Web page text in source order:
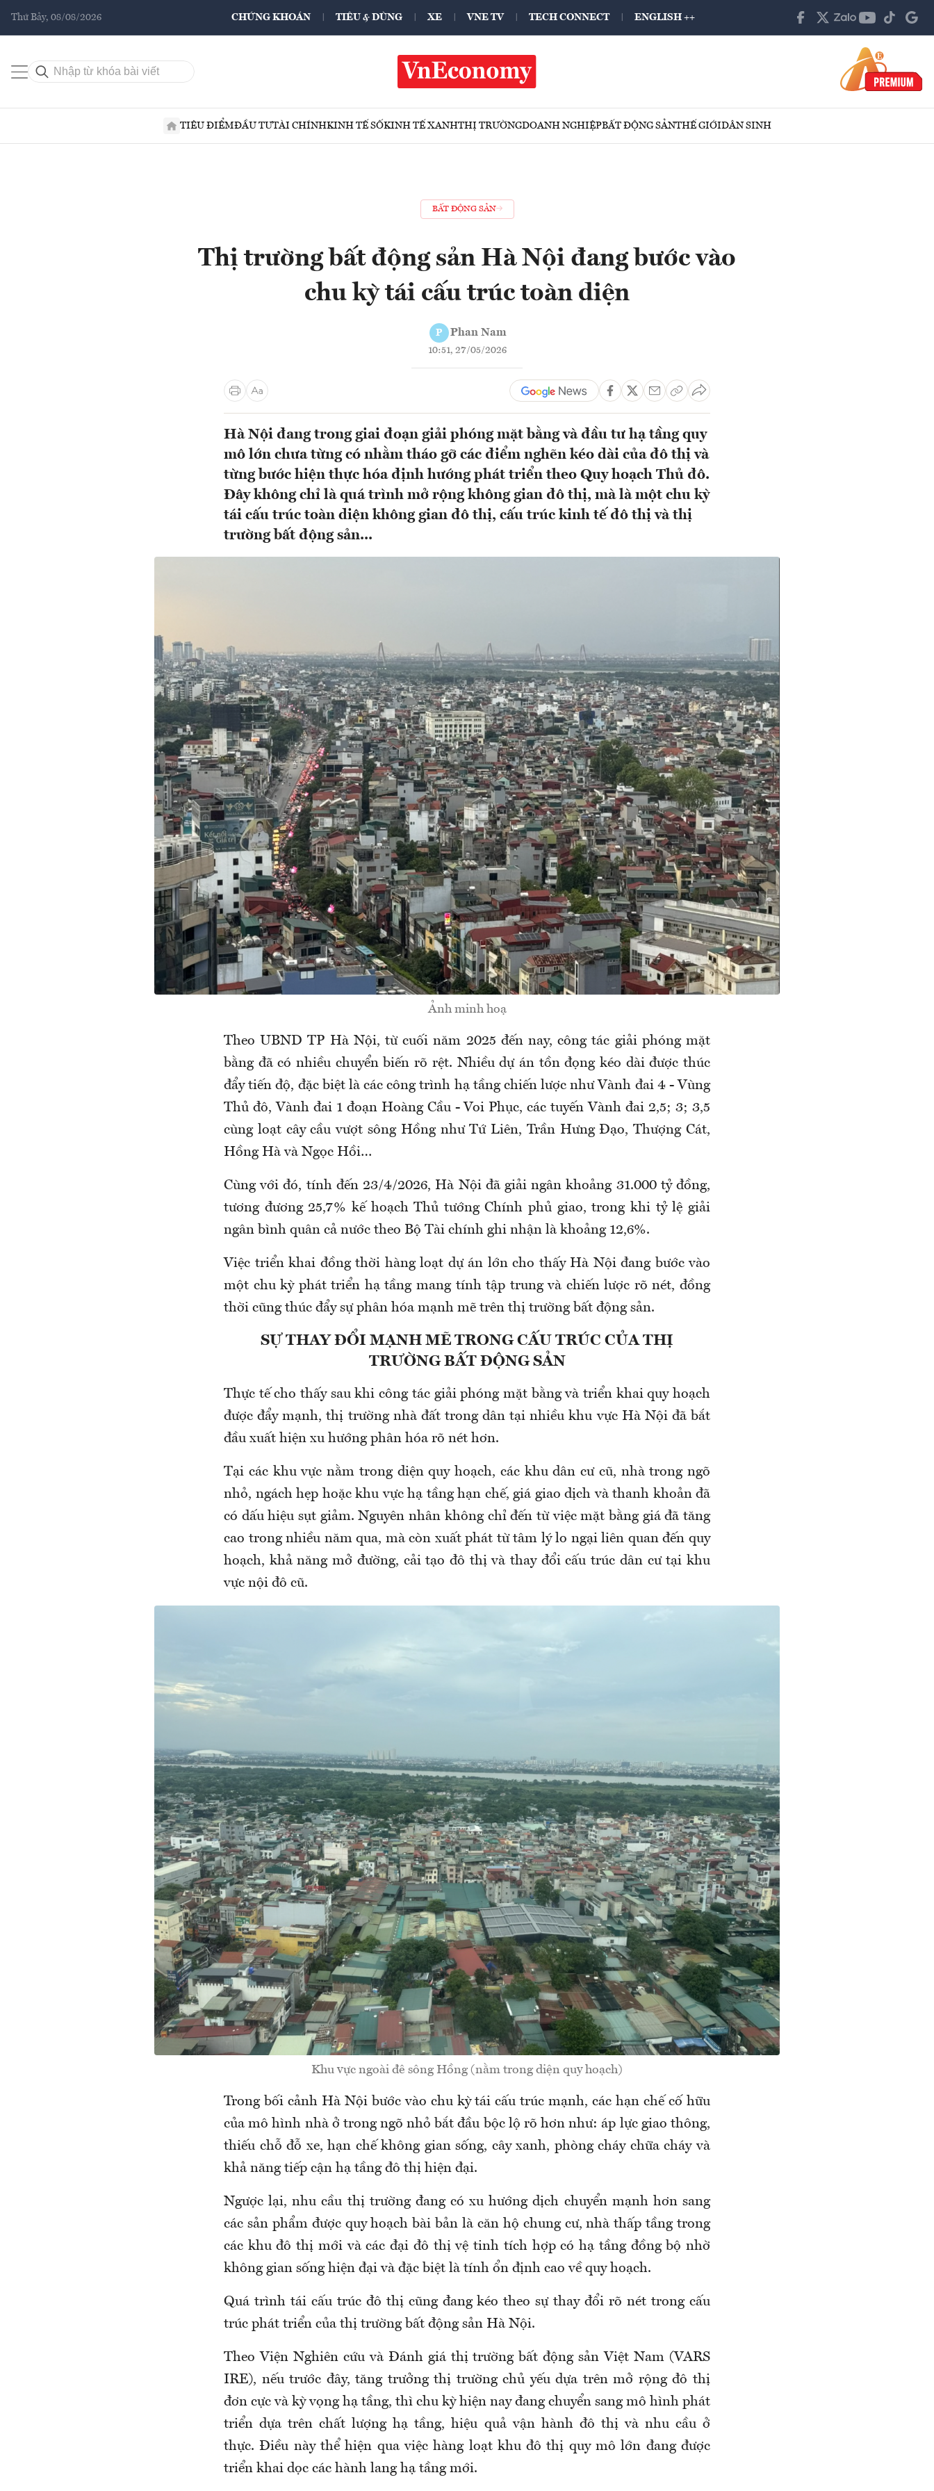
Thứ Bảy, 08/08/2026 CHỨNG KHOÁN TIÊU & DÙNG XE VNE TV TECH CONNECT ENGLISH ++
TIÊU ĐIỂMĐẦU TƯTÀI CHÍNHKINH TẾ SỐKINH TẾ XANHTHỊ TRƯỜNGDOANH NGHIỆPBẤT ĐỘNG SẢNTHẾ GIỚIDÂN SINH
BẤT ĐỘNG SẢN
Thị trường bất động sản Hà Nội đang bước vào
chu kỳ tái cấu trúc toàn diện
P Phan Nam
10:51, 27/05/2026
Hà Nội đang trong giai đoạn giải phóng mặt bằng và đầu tư hạ tầng quy
mô lớn chưa từng có nhằm tháo gỡ các điểm nghẽn kéo dài của đô thị và
từng bước hiện thực hóa định hướng phát triển theo Quy hoạch Thủ đô.
Đây không chỉ là quá trình mở rộng không gian đô thị, mà là một chu kỳ
tái cấu trúc toàn diện không gian đô thị, cấu trúc kinh tế đô thị và thị
trường bất động sản...
Ảnh minh hoạ
Theo UBND TP Hà Nội, từ cuối năm 2025 đến nay, công tác giải phóng mặt
bằng đã có nhiều chuyển biến rõ rệt. Nhiều dự án tồn đọng kéo dài được thúc
đẩy tiến độ, đặc biệt là các công trình hạ tầng chiến lược như Vành đai 4 - Vùng
Thủ đô, Vành đai 1 đoạn Hoàng Cầu - Voi Phục, các tuyến Vành đai 2,5; 3; 3,5
cùng loạt cây cầu vượt sông Hồng như Tứ Liên, Trần Hưng Đạo, Thượng Cát,
Hồng Hà và Ngọc Hồi…
Cùng với đó, tính đến 23/4/2026, Hà Nội đã giải ngân khoảng 31.000 tỷ đồng,
tương đương 25,7% kế hoạch Thủ tướng Chính phủ giao, trong khi tỷ lệ giải
ngân bình quân cả nước theo Bộ Tài chính ghi nhận là khoảng 12,6%.
Việc triển khai đồng thời hàng loạt dự án lớn cho thấy Hà Nội đang bước vào
một chu kỳ phát triển hạ tầng mang tính tập trung và chiến lược rõ nét, đồng
thời cũng thúc đẩy sự phân hóa mạnh mẽ trên thị trường bất động sản.
SỰ THAY ĐỔI MẠNH MẼ TRONG CẤU TRÚC CỦA THỊ
TRƯỜNG BẤT ĐỘNG SẢN
Thực tế cho thấy sau khi công tác giải phóng mặt bằng và triển khai quy hoạch
được đẩy mạnh, thị trường nhà đất trong dân tại nhiều khu vực Hà Nội đã bắt
đầu xuất hiện xu hướng phân hóa rõ nét hơn.
Tại các khu vực nằm trong diện quy hoạch, các khu dân cư cũ, nhà trong ngõ
nhỏ, ngách hẹp hoặc khu vực hạ tầng hạn chế, giá giao dịch và thanh khoản đã
có dấu hiệu sụt giảm. Nguyên nhân không chỉ đến từ việc mặt bằng giá đã tăng
cao trong nhiều năm qua, mà còn xuất phát từ tâm lý lo ngại liên quan đến quy
hoạch, khả năng mở đường, cải tạo đô thị và thay đổi cấu trúc dân cư tại khu
vực nội đô cũ.
Khu vực ngoài đê sông Hồng (nằm trong diện quy hoạch)
Trong bối cảnh Hà Nội bước vào chu kỳ tái cấu trúc mạnh, các hạn chế cố hữu
của mô hình nhà ở trong ngõ nhỏ bắt đầu bộc lộ rõ hơn như: áp lực giao thông,
thiếu chỗ đỗ xe, hạn chế không gian sống, cây xanh, phòng cháy chữa cháy và
khả năng tiếp cận hạ tầng đô thị hiện đại.
Ngược lại, nhu cầu thị trường đang có xu hướng dịch chuyển mạnh hơn sang
các sản phẩm được quy hoạch bài bản là căn hộ chung cư, nhà thấp tầng trong
các khu đô thị mới và các đại đô thị vệ tinh tích hợp có hạ tầng đồng bộ nhờ
không gian sống hiện đại và đặc biệt là tính ổn định cao về quy hoạch.
Quá trình tái cấu trúc đô thị cũng đang kéo theo sự thay đổi rõ nét trong cấu
trúc phát triển của thị trường bất động sản Hà Nội.
Theo Viện Nghiên cứu và Đánh giá thị trường bất động sản Việt Nam (VARS
IRE), nếu trước đây, tăng trưởng thị trường chủ yếu dựa trên mở rộng đô thị
đơn cực và kỳ vọng hạ tầng, thì chu kỳ hiện nay đang chuyển sang mô hình phát
triển dựa trên chất lượng hạ tầng, hiệu quả vận hành đô thị và nhu cầu ở
thực. Điều này thể hiện qua việc hàng loạt khu đô thị quy mô lớn đang được
triển khai dọc các hành lang hạ tầng mới.